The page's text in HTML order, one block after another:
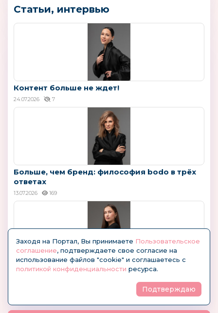
Статьи, интервью
Контент больше не ждет!
24.07.2026 7
Больше, чем бренд: философия bodo в трёх
ответах
13.07.2026 169
Александра Саввинова (bodo): "Не только
Заходя на Портал, Вы принимаете Пользовательское
соглашение, подтверждаете свое согласие на
использование файлов "cookie" и соглашаетесь с
политикой конфиденциальности ресурса.
Подтверждаю